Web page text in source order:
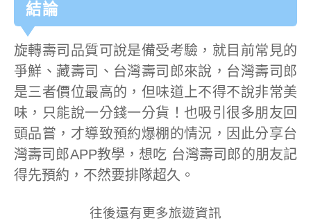
結論
旋轉壽司品質可說是備受考驗，就目前常見的
爭鮮、藏壽司、台灣壽司郎來說，台灣壽司郎
是三者價位最高的，但味道上不得不說非常美
味，只能說一分錢一分貨！也吸引很多朋友回
頭品嘗，才導致預約爆棚的情況，因此分享台
灣壽司郎APP教學，想吃 台灣壽司郎的朋友記
得先預約，不然要排隊超久。
往後還有更多旅遊資訊